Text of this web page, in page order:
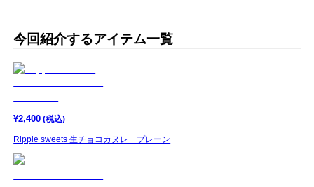
今回紹介するアイテム一覧
¥2,400 (税込)
Ripple sweets 生チョコカヌレ プレーン